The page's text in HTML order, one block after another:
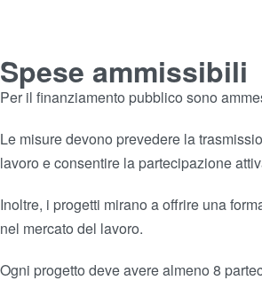
Spese ammissibili
Per il finanziamento pubblico sono
Le misure devono prevedere la
lavoro e consentire la partecipazione
Inoltre, i progetti mirano a offrire una
nel mercato del lavoro.
Ogni progetto deve avere almeno 8